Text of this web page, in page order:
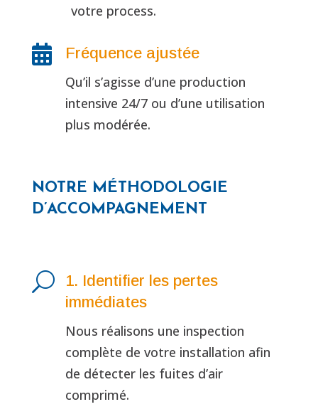
votre process.
 Fréquence ajustée
Qu’il s’agisse d’une production
intensive 24/7 ou d’une utilisation
plus modérée.
NOTRE MÉTHODOLOGIE
D’ACCOMPAGNEMENT
U
1. Identifier les pertes
immédiates
Nous réalisons une inspection
complète de votre installation afin
de détecter les fuites d’air
comprimé.